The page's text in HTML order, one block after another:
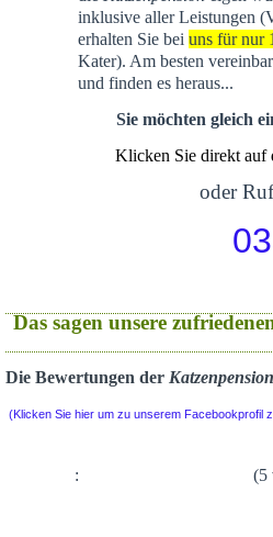
inklusive aller Leistungen
erhalten Sie bei uns für nur
Kater). Am besten
und finden es heraus...
Sie möchten gleich
Klicken Sie direkt auf
oder
Das sagen unsere
Die Bewertungen der
(Klicken Sie hier um zu unserem Facebookprofil
: (5